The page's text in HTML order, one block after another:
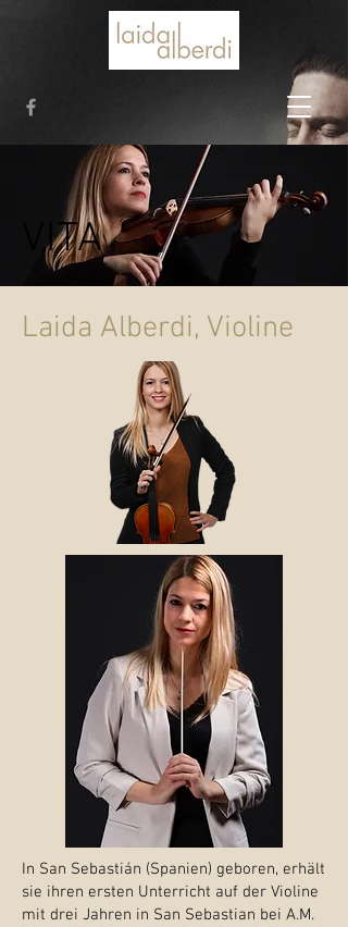
VITA
Laida Alberdi, Violine
In San Sebastián (Spanien) geboren, erhält
sie ihren ersten Unterricht auf der Violine
mit drei Jahren in San Sebastian bei A.M.